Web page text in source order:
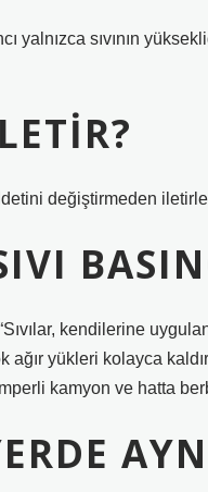
yalnızca sıvının
değiştirmeden
kendilerine
yükleri kolayca
kamyon ve hatta